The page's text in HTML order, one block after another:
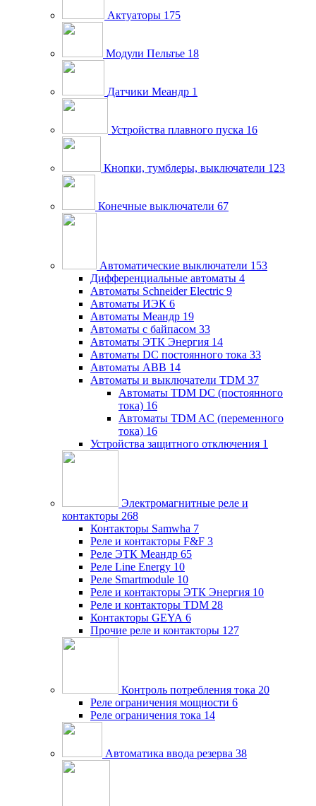
Актуаторы 175
Модули Пельтье 18
Датчики Меандр 1
Устройства плавного пуска 16
Кнопки, тумблеры, выключатели 123
Конечные выключатели 67
Автоматические выключатели 153
Дифференциальные автоматы 4
Автоматы Schneider Electric 9
Автоматы ИЭК 6
Автоматы Меандр 19
Автоматы с байпасом 33
Автоматы ЭТК Энергия 14
Автоматы DC постоянного тока 33
Автоматы ABB 14
Автоматы и выключатели TDM 37
Автоматы TDM DC (постоянного
тока) 16
Автоматы TDM AC (переменного
тока) 16
Устройства защитного отключения 1
Электромагнитные реле и
контакторы 268
Контакторы Samwha 7
Реле и контакторы F&F 3
Реле ЭТК Меандр 65
Реле Line Energy 10
Реле Smartmodule 10
Реле и контакторы ЭТК Энергия 10
Реле и контакторы TDM 28
Контакторы GEYA 6
Прочие реле и контакторы 127
Контроль потребления тока 20
Реле ограничения мощности 6
Реле ограничения тока 14
Автоматика ввода резерва 38